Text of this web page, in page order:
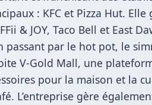
: KFC et Pizza Hut.
& JOY, Taco Bell et East
par le hot pot, le
V-Gold Mall, une
pour la maison et la
L’entreprise gère